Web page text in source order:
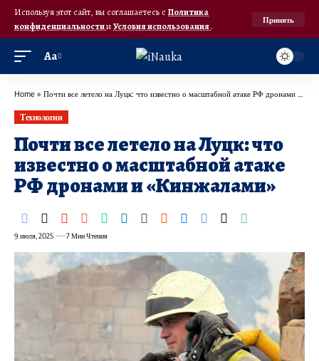
Используя этот сайт, вы соглашаетесь с Политика
конфиденциальностииУсловия использования.
Принять
Аа
Home » Почти все летело на Луцк: что известно о масштабной атаке РФ дронами и «Кинжалами»
Технологии
Почти все летело на Луцк: что
известно о масштабной атаке
РФ дронами и «Кинжалами»
9 июля, 2025 7 Мин Чтения